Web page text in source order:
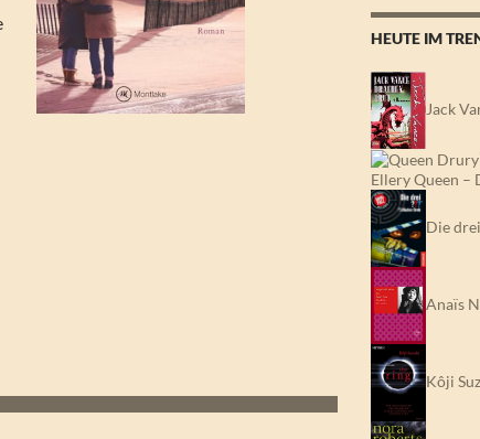
HEUTE IM
Jack
Ellery Queen –
Die
Anaïs
Kôji